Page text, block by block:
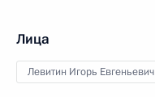
Лица
Левитин Игорь Евгеньевич